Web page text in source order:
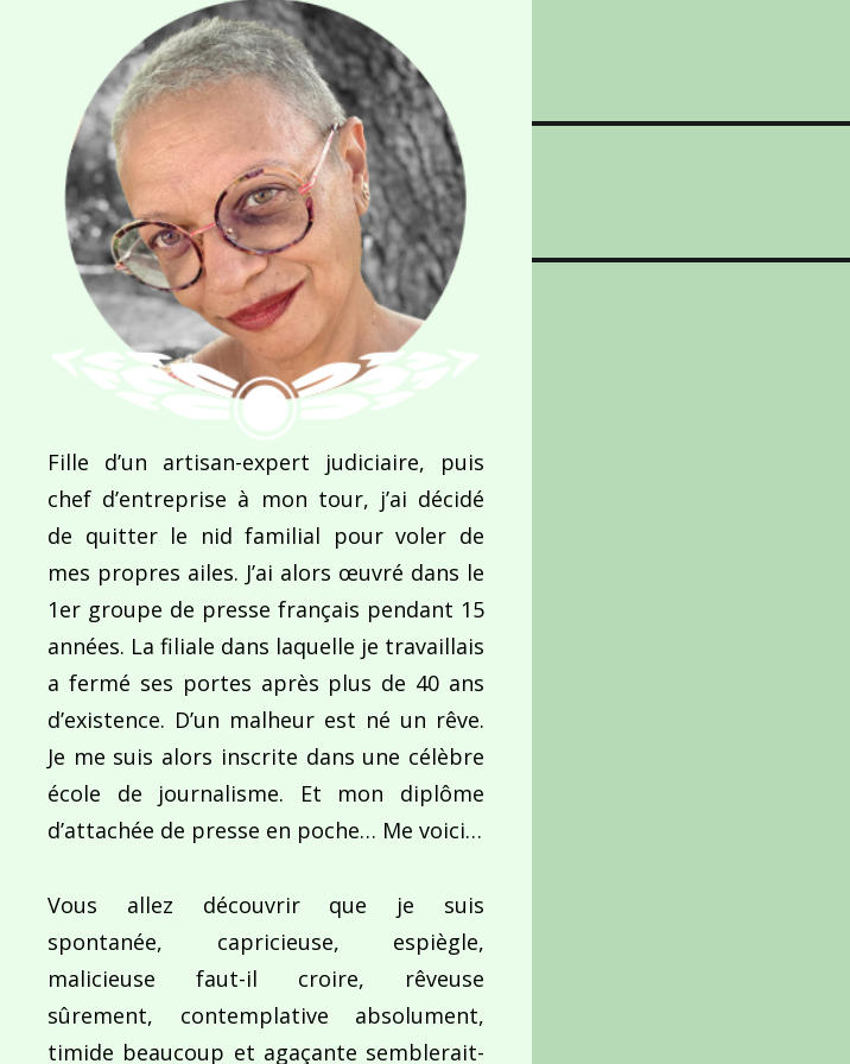
Navigation
l’article
PUBLIÉ DANS
Goutte d’eau
Fille d’un artisan-expert judiciaire, puis
chef d’entreprise à mon tour, j’ai décidé
de quitter le nid familial pour voler de
mes propres ailes. J’ai alors œuvré dans le
1er groupe de presse français pendant 15
années. La filiale dans laquelle je travaillais
a fermé ses portes après plus de 40 ans
d’existence. D’un malheur est né un rêve.
Je me suis alors inscrite dans une célèbre
école de journalisme. Et mon diplôme
d’attachée de presse en poche… Me voici…
Vous allez découvrir que je suis
spontanée, capricieuse, espiègle,
malicieuse faut-il croire, rêveuse
sûrement, contemplative absolument,
timide beaucoup et agaçante semblerait-